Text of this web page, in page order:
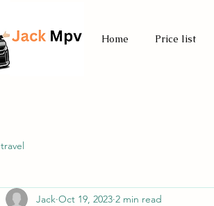
Home Price list
travel
Jack Oct 19, 2023 2 min read